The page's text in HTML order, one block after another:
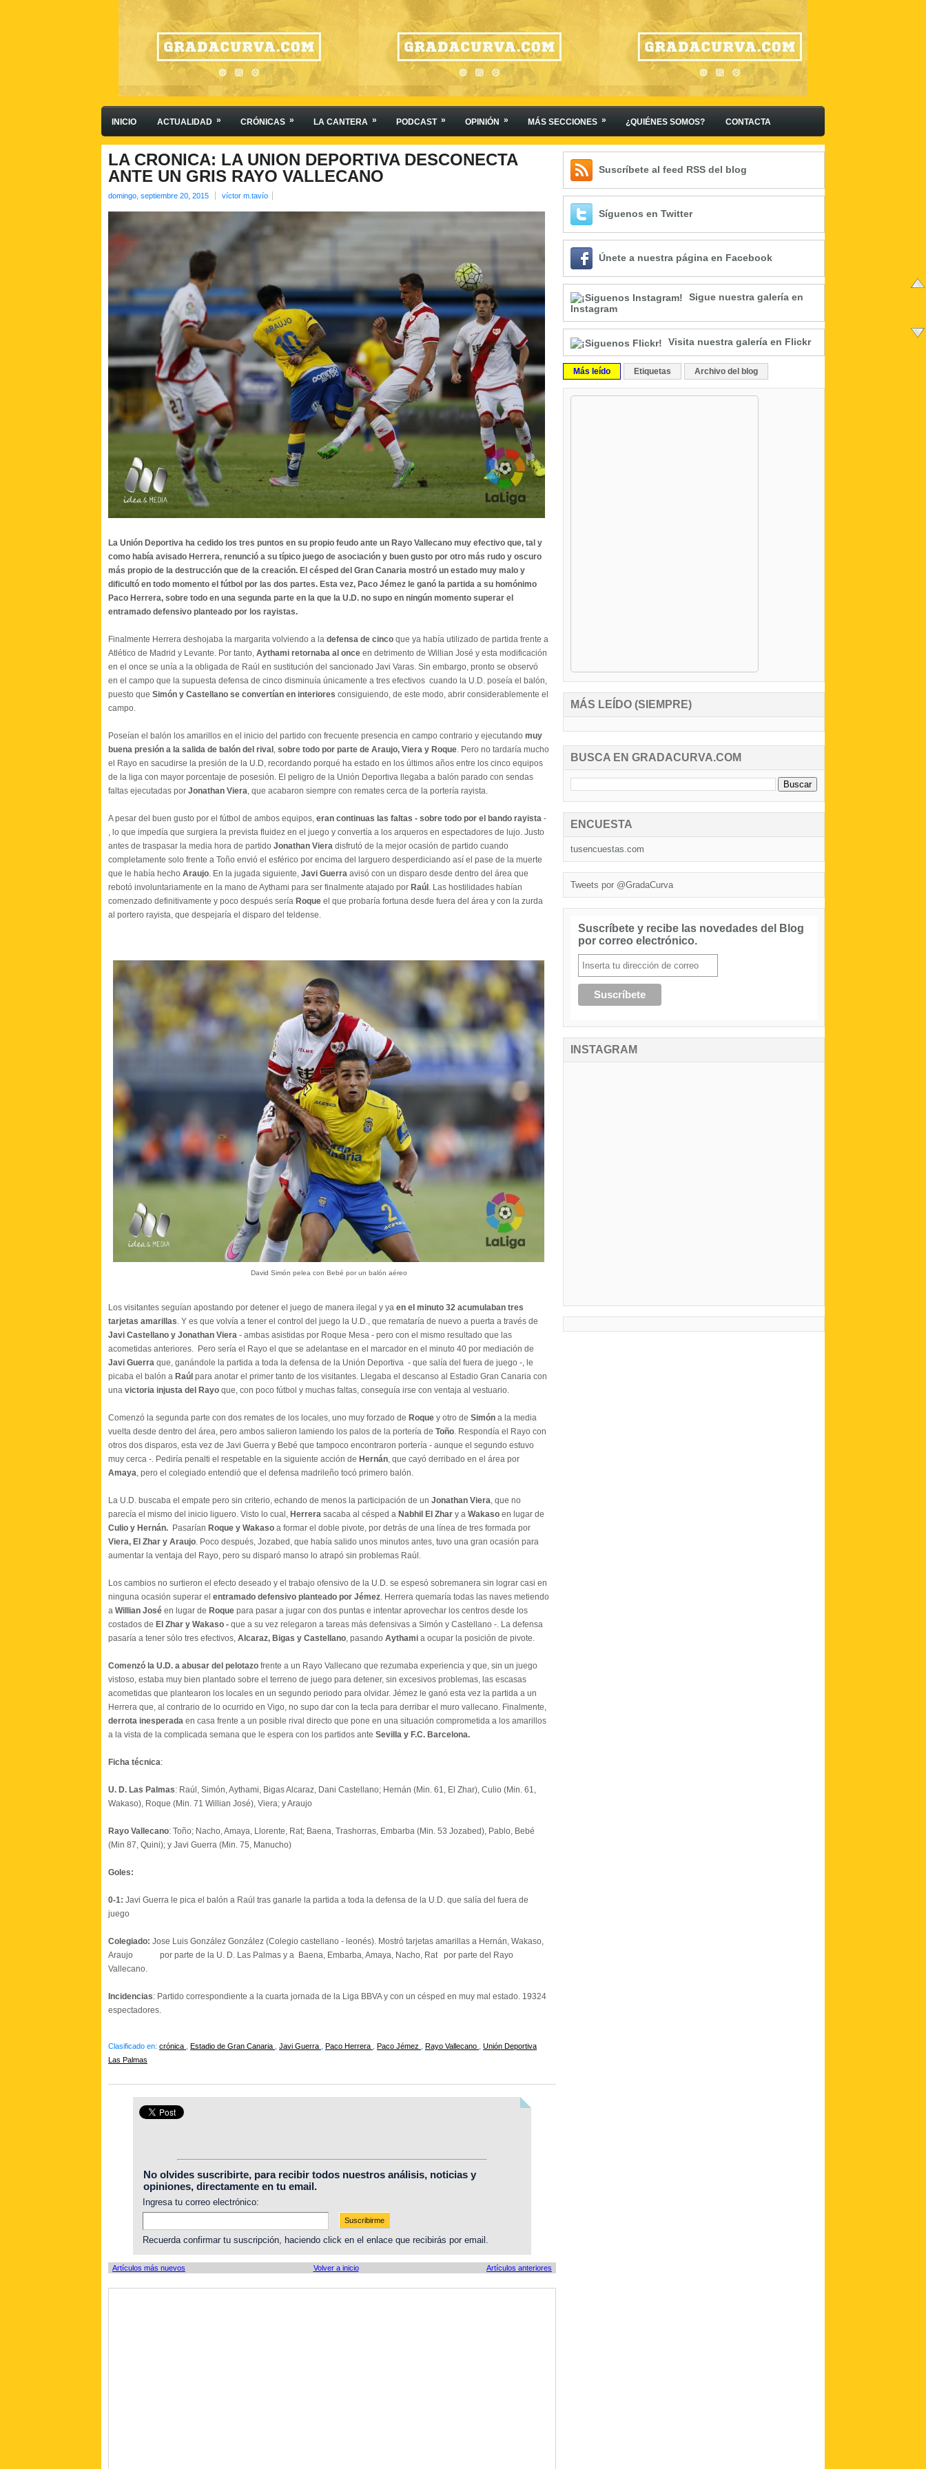
INICIO ACTUALIDAD » CRÓNICAS » LA CANTERA » PODCAST » OPINIÓN » MÁS SECCIONES » ¿QUIÉNES SOMOS? CONTACTA
LA CRONICA: LA UNION DEPORTIVA DESCONECTA
ANTE UN GRIS RAYO VALLECANO
domingo, septiembre 20, 2015 víctor m.tavío
La Unión Deportiva ha cedido los tres puntos en su propio feudo ante un Rayo Vallecano muy efectivo que, tal y
como había avisado Herrera, renunció a su típico juego de asociación y buen gusto por otro más rudo y oscuro
más propio de la destrucción que de la creación. El césped del Gran Canaria mostró un estado muy malo y
dificultó en todo momento el fútbol por las dos partes. Esta vez, Paco Jémez le ganó la partida a su homónimo
Paco Herrera, sobre todo en una segunda parte en la que la U.D. no supo en ningún momento superar el
entramado defensivo planteado por los rayistas.
Finalmente Herrera deshojaba la margarita volviendo a la defensa de cinco que ya había utilizado de partida frente a
Atlético de Madrid y Levante. Por tanto, Aythami retornaba al once en detrimento de Willian José y esta modificación
en el once se unía a la obligada de Raúl en sustitución del sancionado Javi Varas. Sin embargo, pronto se observó
en el campo que la supuesta defensa de cinco disminuía únicamente a tres efectivos cuando la U.D. poseía el balón,
puesto que Simón y Castellano se convertían en interiores consiguiendo, de este modo, abrir considerablemente el
campo.
Poseían el balón los amarillos en el inicio del partido con frecuente presencia en campo contrario y ejecutando muy
buena presión a la salida de balón del rival , sobre todo por parte de Araujo, Viera y Roque. Pero no tardaría mucho
el Rayo en sacudirse la presión de la U.D, recordando porqué ha estado en los últimos años entre los cinco equipos
de la liga con mayor porcentaje de posesión. El peligro de la Unión Deportiva llegaba a balón parado con sendas
faltas ejecutadas por Jonathan Viera, que acabaron siempre con remates cerca de la portería rayista.
A pesar del buen gusto por el fútbol de ambos equipos, eran continuas las faltas - sobre todo por el bando rayista -
, lo que impedía que surgiera la prevista fluidez en el juego y convertía a los arqueros en espectadores de lujo. Justo
antes de traspasar la media hora de partido Jonathan Viera disfrutó de la mejor ocasión de partido cuando
completamente solo frente a Toño envió el esférico por encima del larguero desperdiciando así el pase de la muerte
que le había hecho Araujo. En la jugada siguiente, Javi Guerra avisó con un disparo desde dentro del área que
rebotó involuntariamente en la mano de Aythami para ser finalmente atajado por Raúl . Las hostilidades habían
comenzado definitivamente y poco después sería Roque el que probaría fortuna desde fuera del área y con la zurda
al portero rayista, que despejaría el disparo del teldense.
David Simón pelea con Bebé por un balón aéreo
Los visitantes seguían apostando por detener el juego de manera ilegal y ya en el minuto 32 acumulaban tres
tarjetas amarillas. Y es que volvía a tener el control del juego la U.D., que remataría de nuevo a puerta a través de
Javi Castellano y Jonathan Viera - ambas asistidas por Roque Mesa - pero con el mismo resultado que las
acometidas anteriores. Pero sería el Rayo el que se adelantase en el marcador en el minuto 40 por mediación de
Javi Guerra que, ganándole la partida a toda la defensa de la Unión Deportiva - que salía del fuera de juego -, le
picaba el balón a Raúl para anotar el primer tanto de los visitantes. Llegaba el descanso al Estadio Gran Canaria con
una victoria injusta del Rayo que, con poco fútbol y muchas faltas, conseguía irse con ventaja al vestuario.
Comenzó la segunda parte con dos remates de los locales, uno muy forzado de Roque y otro de Simón a la media
vuelta desde dentro del área, pero ambos salieron lamiendo los palos de la portería de Toño. Respondía el Rayo con
otros dos disparos, esta vez de Javi Guerra y Bebé que tampoco encontraron portería - aunque el segundo estuvo
muy cerca -. Pediría penalti el respetable en la siguiente acción de Hernán, que cayó derribado en el área por
Amaya, pero el colegiado entendió que el defensa madrileño tocó primero balón.
La U.D. buscaba el empate pero sin criterio, echando de menos la participación de un Jonathan Viera, que no
parecía el mismo del inicio liguero. Visto lo cual, Herrera sacaba al césped a Nabhil El Zhar y a Wakaso en lugar de
Culio y Hernán. Pasarían Roque y Wakaso a formar el doble pivote, por detrás de una línea de tres formada por
Viera, El Zhar y Araujo. Poco después, Jozabed, que había salido unos minutos antes, tuvo una gran ocasión para
aumentar la ventaja del Rayo, pero su disparó manso lo atrapó sin problemas Raúl.
Los cambios no surtieron el efecto deseado y el trabajo ofensivo de la U.D. se espesó sobremanera sin lograr casi en
ninguna ocasión superar el entramado defensivo planteado por Jémez. Herrera quemaría todas las naves metiendo
a Willian José en lugar de Roque para pasar a jugar con dos puntas e intentar aprovechar los centros desde los
costados de El Zhar y Wakaso - que a su vez relegaron a tareas más defensivas a Simón y Castellano -. La defensa
pasaría a tener sólo tres efectivos, Alcaraz, Bigas y Castellano, pasando Aythami a ocupar la posición de pivote.
Comenzó la U.D. a abusar del pelotazo frente a un Rayo Vallecano que rezumaba experiencia y que, sin un juego
vistoso, estaba muy bien plantado sobre el terreno de juego para detener, sin excesivos problemas, las escasas
acometidas que plantearon los locales en un segundo periodo para olvidar. Jémez le ganó esta vez la partida a un
Herrera que, al contrario de lo ocurrido en Vigo, no supo dar con la tecla para derribar el muro vallecano. Finalmente,
derrota inesperada en casa frente a un posible rival directo que pone en una situación comprometida a los amarillos
a la vista de la complicada semana que le espera con los partidos ante Sevilla y F.C. Barcelona.
Ficha técnica:
U. D. Las Palmas: Raúl, Simón, Aythami, Bigas Alcaraz, Dani Castellano; Hernán (Min. 61, El Zhar), Culio (Min. 61,
Wakaso), Roque (Min. 71 Willian José), Viera; y Araujo
Rayo Vallecano: Toño; Nacho, Amaya, Llorente, Rat; Baena, Trashorras, Embarba (Min. 53 Jozabed), Pablo, Bebé
(Min 87, Quini); y Javi Guerra (Min. 75, Manucho)
Goles:
0-1: Javi Guerra le pica el balón a Raúl tras ganarle la partida a toda la defensa de la U.D. que salía del fuera de
juego
Colegiado: Jose Luis González González (Colegio castellano - leonés). Mostró tarjetas amarillas a Hernán, Wakaso,
Araujo por parte de la U. D. Las Palmas y a Baena, Embarba, Amaya, Nacho, Rat por parte del Rayo
Vallecano.
Incidencias: Partido correspondiente a la cuarta jornada de la Liga BBVA y con un césped en muy mal estado. 19324
espectadores.
Clasificado en: crónica Estadio de Gran Canaria Javi Guerra Paco Herrera Paco Jémez Rayo Vallecano
Unión Deportiva
Las Palmas
No olvides suscribirte, para recibir todos nuestros análisis, noticias y
opiniones, directamente en tu email.
Ingresa tu correo electrónico:
Recuerda confirmar tu suscripción, haciendo click en el enlace que recibirás por email.
Artículos más nuevos Artículos anteriores
Volver a inicio
Suscríbete al feed RSS del blog
Síguenos en Twitter
Únete a nuestra página en Facebook
Sigue nuestra galería en
Instagram
Visita nuestra galería en Flickr
Más leído Etiquetas Archivo del blog
MÁS LEÍDO (SIEMPRE)
BUSCA EN GRADACURVA.COM
ENCUESTA
tusencuestas.com
Tweets por @GradaCurva
Suscríbete y recibe las novedades del Blog
por correo electrónico.
INSTAGRAM